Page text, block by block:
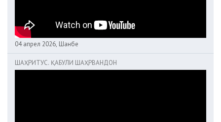
04 апрел 2026, Шанбе
ШАҲРИТУС. ҚАБУЛИ ШАҲРВАНДОН